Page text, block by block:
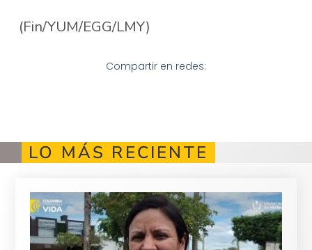
(Fin/YUM/EGG/LMY)
Compartir en redes:
LO MÁS RECIENTE